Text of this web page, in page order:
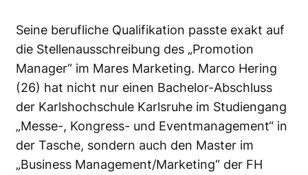
Seine berufliche Qualifikation passte exakt auf
die Stellenausschreibung des „Promotion
Manager“ im Mares Marketing. Marco Hering
(26) hat nicht nur einen Bachelor-Abschluss
der Karlshochschule Karlsruhe im Studiengang
„Messe-, Kongress- und Eventmanagement“ in
der Tasche, sondern auch den Master im
„Business Management/Marketing“ der FH